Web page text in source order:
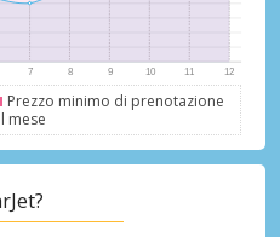
Prezzo minimo di prenotazione
mese